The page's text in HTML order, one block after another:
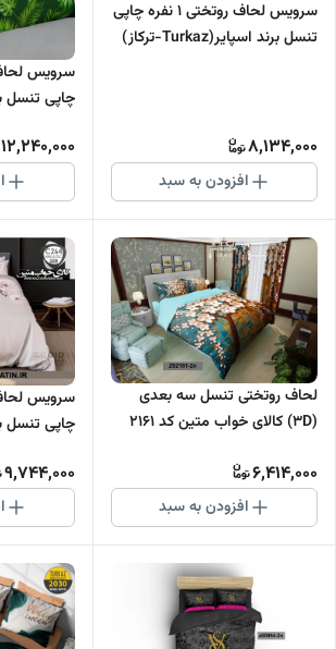
سرویس لحاف روتختی 1 نفره چاپی
تنسل برند اسپایر(Turkaz-ترکاز)
8,134,000
افزودن به سبد
12,240,000
لحاف روتختی تنسل سه بعدی
(3D) کالای خواب متین کد 2161
6,414,000
افزودن به سبد
9,744,000